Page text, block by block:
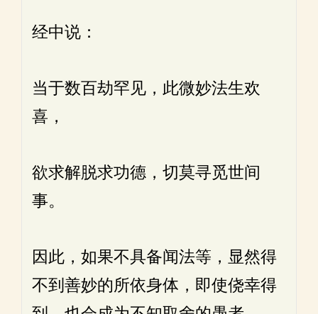
经中说：
当于数百劫罕见，此微妙法生欢
喜，
欲求解脱求功德，切莫寻觅世间
事。
因此，如果不具备闻法等，显然得
不到善妙的所依身体，即使侥幸得